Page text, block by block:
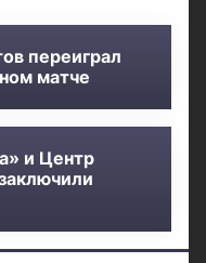
переиграл
матче
и Центр